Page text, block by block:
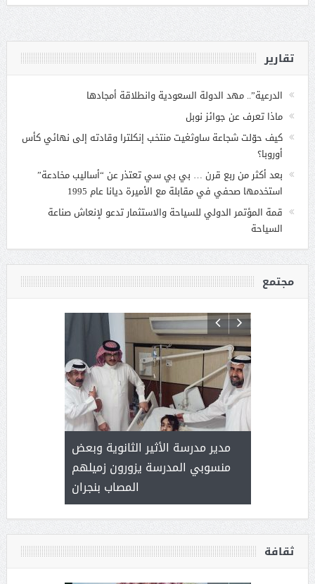
تقارير
الدرعية”.. مهد الدولة السعودية وانطلاقة أمجادها
ماذا تعرف عن جوائز نوبل
كيف حوّلت شجاعة ساوثغيت منتخب إنكلترا وقادته إلى نهائي كأس
أوروبا؟
بعد أكثر من ربع قرن … بي بي سي تعتذر عن “أساليب مخادعة”
استخدمها صحفي في مقابلة مع الأميرة ديانا عام 1995
قمة المؤتمر الدولي للسياحة والاستثمار تدعو لإنعاش صناعة
السياحة
مجتمع
( محمد
مدير مدرسة الأثير الثانوية وبعض
منسوبي المدرسة يزورون زميلهم
المصاب بنجران
) .. ميراث
ثقافة